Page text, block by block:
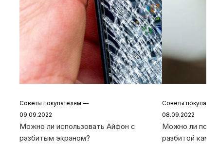
Советы покупателям —
09.09.2022
Можно ли использовать Айфон с
разбитым экраном?
Советы
08.09.2022
Можно ли
разбитой